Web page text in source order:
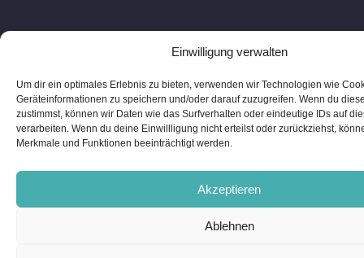
Einwilligung verwalten
Um dir ein optimales Erlebnis zu bieten, verwenden wir Technologien wie
Geräteinformationen zu speichern und/oder darauf zuzugreifen. Wenn du
zustimmst, können wir Daten wie das Surfverhalten oder eindeutige IDs auf
verarbeiten. Wenn du deine Einwillligung nicht erteilst oder zurückziehst,
Merkmale und Funktionen beeinträchtigt werden.
Akzeptieren
Ablehnen